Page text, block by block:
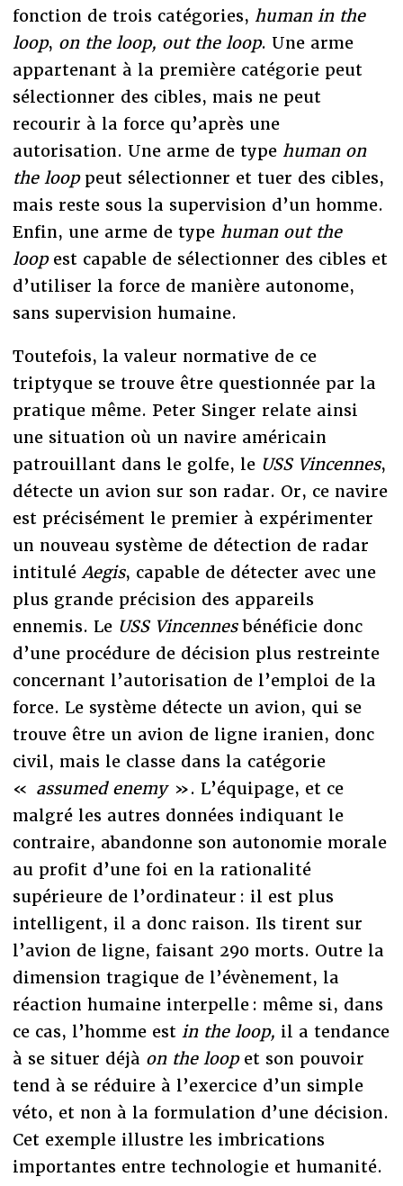
fonction de trois catégories, human in the
loop, on the loop, out the loop. Une arme
appartenant à la première catégorie peut
sélectionner des cibles, mais ne peut
recourir à la force qu’après une
autorisation. Une arme de type human on
the loop peut sélectionner et tuer des cibles,
mais reste sous la supervision d’un homme.
Enfin, une arme de type human out the
loop est capable de sélectionner des cibles et
d’utiliser la force de manière autonome,
sans supervision humaine.
Toutefois, la valeur normative de ce
triptyque se trouve être questionnée par la
pratique même. Peter Singer relate ainsi
une situation où un navire américain
patrouillant dans le golfe, le USS Vincennes,
détecte un avion sur son radar. Or, ce navire
est précisément le premier à expérimenter
un nouveau système de détection de radar
intitulé Aegis, capable de détecter avec une
plus grande précision des appareils
ennemis. Le USS Vincennesbénéficie donc
d’une procédure de décision plus restreinte
concernant l’autorisation de l’emploi de la
force. Le système détecte un avion, qui se
trouve être un avion de ligne iranien, donc
civil, mais le classe dans la catégorie
« assumed enemy ». L’équipage, et ce
malgré les autres données indiquant le
contraire, abandonne son autonomie morale
au profit d’une foi en la rationalité
supérieure de l’ordinateur : il est plus
intelligent, il a donc raison. Ils tirent sur
l’avion de ligne, faisant 290 morts. Outre la
dimension tragique de l’évènement, la
réaction humaine interpelle : même si, dans
ce cas, l’homme est in the loop, il a tendance
à se situer déjà on the loop et son pouvoir
tend à se réduire à l’exercice d’un simple
véto, et non à la formulation d’une décision.
Cet exemple illustre les imbrications
importantes entre technologie et humanité.